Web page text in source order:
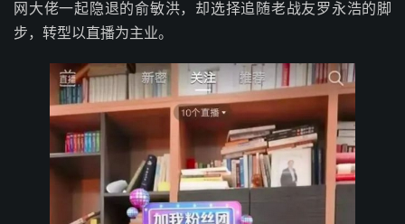
网大佬一起隐退的俞敏洪，却选择追随老战友罗永浩的脚
步，转型以直播为主业。